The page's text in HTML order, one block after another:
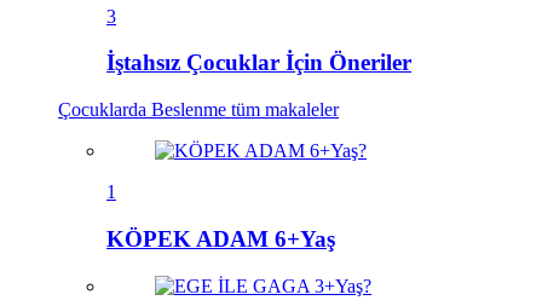
3
İştahsız Çocuklar İçin Öneriler
Çocuklarda Beslenme tüm makaleler
1
KÖPEK ADAM 6+Yaş